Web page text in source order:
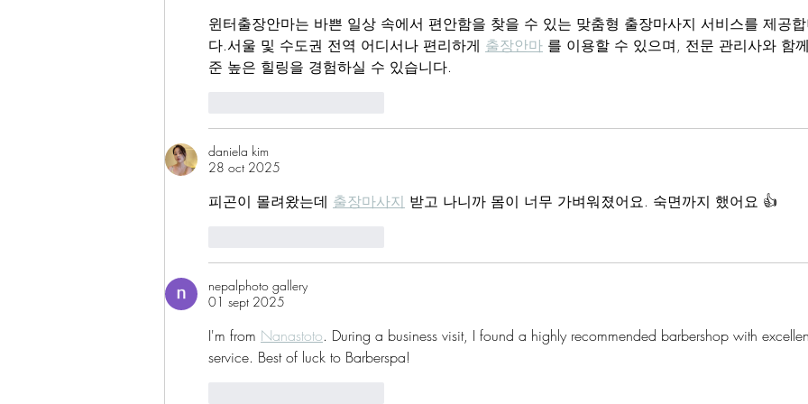
윈터출장안마는 바쁜 일상 속에서 편안함을 찾을 수 있는 맞춤형 출장마사지 서비스를 제공합
다.서울 및 수도권 전역 어디서나 편리하게 출장안마 를 이용할 수 있으며, 전문 관리사와 함
준 높은 힐링을 경험하실 수 있습니다.
daniela kim
28 oct 2025
피곤이 몰려왔는데 출장마사지 받고 나니까 몸이 너무 가벼워졌어요. 숙면까지 했어요 👍
nepalphoto gallery
01 sept 2025
I'm from Nanastoto. During a business visit, I found a highly recommended barbershop with
service. Best of luck to Barberspa!